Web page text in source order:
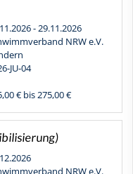
- 29.11.2026
NRW e.V.
JU-04
€ bis 275,00 €